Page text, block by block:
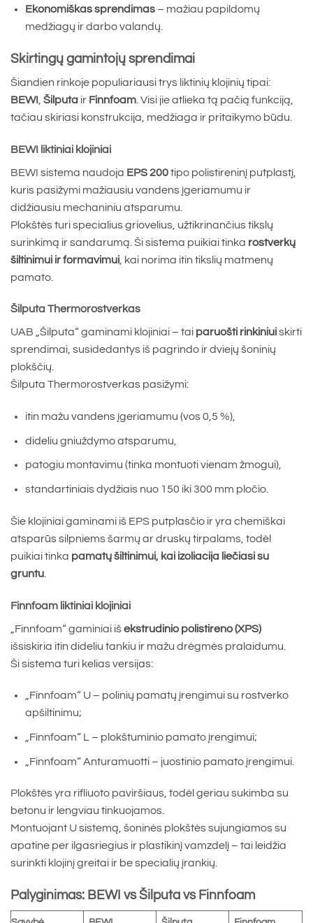
Ekonomiškas sprendimas– mažiau papildomų
medžiagų ir darbo valandų.
Skirtingų gamintojų sprendimai
Šiandien rinkoje populiariausi trys liktinių klojinių tipai:
BEWI Šilputa ir Finnfoam . Visi jie atlieka tą pačią funkciją,
tačiau skiriasi konstrukcija, medžiaga ir pritaikymo būdu.
BEWI liktiniai klojiniai
BEWI sistema naudoja EPS 200tipo polistireninį putplastį,
kuris pasižymi mažiausiu vandens įgeriamumu ir
didžiausiu mechaniniu atsparumu.
Plokštės turi specialius griovelius, užtikrinančius tikslų
surinkimą ir sandarumą. Ši sistema puikiai tinka rostverkų
šiltinimui ir formavimui , kai norima itin tikslių matmenų
pamato.
Šilputa Thermorostverkas
UAB „Šilputa“ gaminami klojiniai – tai paruošti rinkiniuiskirti
sprendimai, susidedantys iš pagrindo ir dviejų šoninių
plokščių.
Šilputa Thermorostverkas pasižymi:
itin mažu vandens įgeriamumu (vos 0,5 %),
dideliu gniuždymo atsparumu,
patogiu montavimu (tinka montuoti vienam žmogui),
standartiniais dydžiais nuo 150 iki 300 mm pločio.
Šie klojiniai gaminami iš EPS putplasčio ir yra chemiškai
atsparūs silpniems šarmų ar druskų tirpalams, todėl
puikiai tinka pamatų šiltinimui, kai izoliacija liečiasi su
gruntu
Finnfoam liktiniai klojiniai
„Finnfoam“ gaminiai išekstrudinio polistireno (XPS)
išsiskiria itin dideliu tankiu ir mažu drėgmės pralaidumu.
Ši sistema turi kelias versijas:
„Finnfoam“ U – polinių pamatų įrengimui su rostverko
apšiltinimu;
„Finnfoam“ L – plokštuminio pamato įrengimui;
„Finnfoam“ Anturamuotti – juostinio pamato įrengimui.
Plokštės yra rifliuoto paviršiaus, todėl geriau sukimba su
betonu ir lengviau tinkuojamos.
Montuojant U sistemą, šoninės plokštės sujungiamos su
apatine per ilgasriegius ir plastikinį vamzdelį – tai leidžia
surinkti klojinį greitai ir be specialių įrankių.
Palyginimas: BEWI vs Šilputa vs Finnfoam